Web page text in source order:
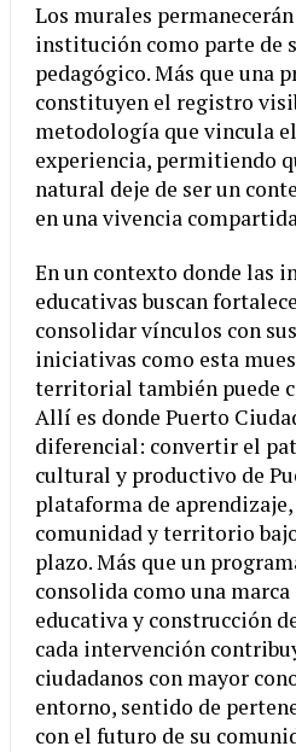
Los murales
institución como parte de
pedagógico. Más que una
constituyen el registro
metodología que vincula
experiencia, permitiendo
natural deje de ser un
en una vivencia
En un contexto donde las
educativas buscan
consolidar vínculos con
iniciativas como esta
territorial también puede
Allí es donde Puerto
diferencial: convertir el
cultural y productivo de
plataforma de
comunidad y territorio
plazo. Más que un
consolida como una
educativa y construcción
cada intervención
ciudadanos con mayor
entorno, sentido de
con el futuro de su